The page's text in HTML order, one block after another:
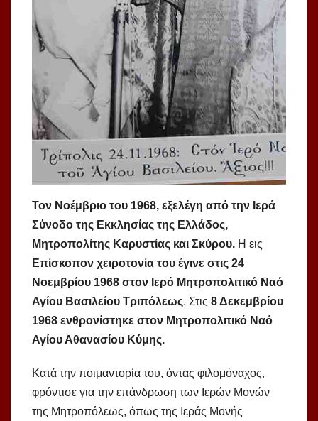
Τον Νοέμβριο του 1968, εξελέγη από την Ιερά
Σύνοδο της Εκκλησίας της Ελλάδος,
Μητροπολίτης Καρυστίας και Σκύρου. Η εις
Επίσκοπον χειροτονία του έγινε στις 24
Νοεμβρίου 1968 στον Ιερό Μητρο­πο­λι­­τικό Ναό
Αγίου Βασιλείου Τριπόλεως. Στις 8 Δεκεμβρίου
1968 ενθρονίστηκε στον Μητροπολιτικό Ναό
Αγίου Αθανασίου Κύμης.
Κατά την ποιμαντορία του, όντας φιλομόναχος,
φρόντισε για την επάνδρωση των Ιερών Μονών
της Μητροπόλεως, όπως της Ιεράς Μονής